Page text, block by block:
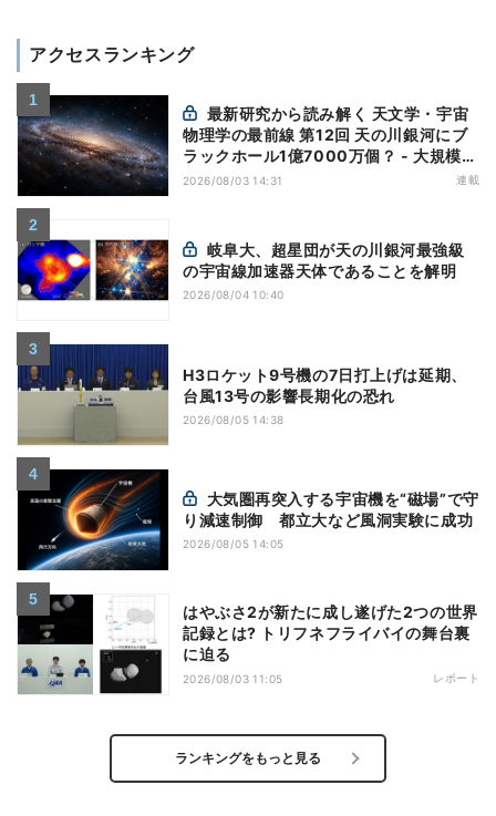
アクセスランキング
物理学の最前線 第12回 天の川銀河にブ
ラックホール1億7000万個？ - 大規模計
算が描くその分布
2026/08/03 14:31 連載
の宇宙線加速器天体であることを解明
2026/08/04 10:40
H3ロケット9号機の7日打上げは延期、
台風13号の影響長期化の恐れ
2026/08/05 14:38
り減速制御 都立大など風洞実験に成功
2026/08/05 14:05
はやぶさ2が新たに成し遂げた2つの世界
記録とは? トリフネフライバイの舞台裏
に迫る
2026/08/03 11:05 レポート
ランキングをもっと見る